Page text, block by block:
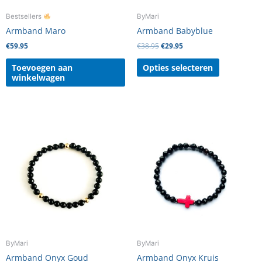
Bestsellers
Armband Maro
€59.95
Toevoegen aan
winkelwagen
ByMari
Armband Babyblue
€38.95€29.95
Opties selecteren
ByMari
Armband Onyx Goud
meerdere
variaties.
Deze
optie
ByMari
Armband Onyx Kruis